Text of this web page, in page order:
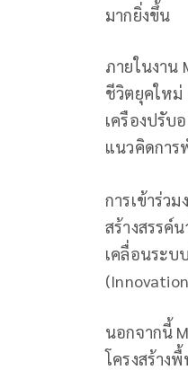
มากยิ่งขึ้น
ภายในงาน
ชีวิตยุคใหม่
เครืองปรับ
แนวคิดการ
การเข้าร่ว
สร้างสรรค์
เคลื่อนระบ
นอกจากนี้
โครงสร้าง